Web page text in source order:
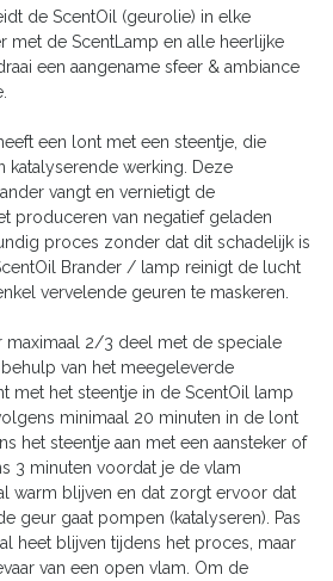
de ScentOil (geurolie) in elke
met de ScentLamp en alle heerlijke
een aangename sfeer & ambiance
een lont met een steentje, die
katalyserende werking. Deze
vangt en vernietigt de
produceren van negatief geladen
proces zonder dat dit schadelijk is
Brander / lamp reinigt de lucht
vervelende geuren te maskeren.
maximaal 2/3 deel met de speciale
van het meegeleverde
met het steentje in de ScentOil lamp
minimaal 20 minuten in de lont
het steentje aan met een aansteker of
3 minuten voordat je de vlam
warm blijven en dat zorgt ervoor dat
geur gaat pompen (katalyseren). Pas
heet blijven tijdens het proces, maar
van een open vlam. Om de